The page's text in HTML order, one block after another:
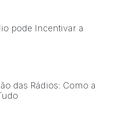
pode Incentivar a
das Rádios: Como a